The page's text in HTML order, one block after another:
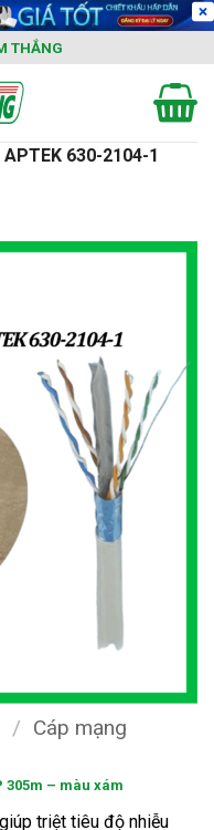
THẮNG
630-2104-1
/ Cáp mạng
305m – màu xám
triệt tiêu độ nhiễu